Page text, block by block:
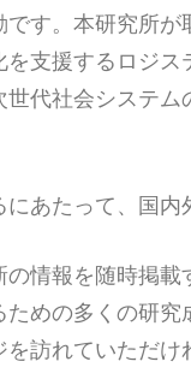
です。本研究所
を支援するロジ
代社会システム
あたって、国内
情報を随時掲
めの多くの研
訪れていただけ